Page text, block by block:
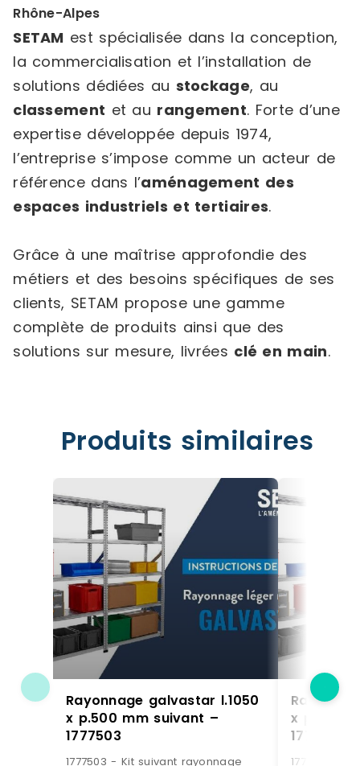
Rhône-Alpes
SETAM est spécialisée dans la conception,
la commercialisation et l’installation de
solutions dédiées au stockage, au
classement et au rangement. Forte d’une
expertise développée depuis 1974,
l’entreprise s’impose comme un acteur de
référence dans l’aménagement des
espaces industriels et tertiaires.
Grâce à une maîtrise approfondie des
métiers et des besoins spécifiques de ses
clients, SETAM propose une gamme
complète de produits ainsi que des
solutions sur mesure, livrées clé en main.
Produits similaires
Rayonnage galvastar l.1050
x p.500 mm suivant –
1777503
1777503 - Kit suivant rayonnage
x p.400
1777406
1777406 -